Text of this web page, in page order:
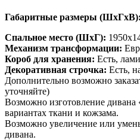
Габаритные размеры (ШхГхВ):
Спальное место (ШхГ):
Механизм трансформации:
Короб для хранения: Есть,
Декоративная строчка: Есть,
Дополнительно возможно
уточняйте)
Возможно изготовление дивана
вариантах ткани и кожзама.
Возможно увеличение или
дивана.